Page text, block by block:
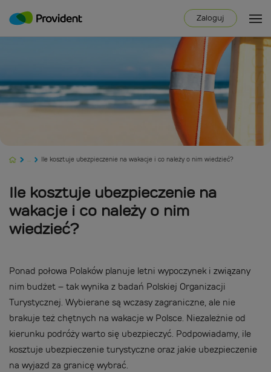
Zaloguj
... Ile kosztuje ubezpieczenie na wakacje i co należy o nim wiedzieć?
Ile kosztuje ubezpieczenie na
wakacje i co należy o nim
wiedzieć?
Ponad połowa Polaków planuje letni wypoczynek i związany
nim budżet – tak wynika z badań Polskiej Organizacji
Turystycznej. Wybierane są wczasy zagraniczne, ale nie
brakuje też chętnych na wakacje w Polsce. Niezależnie od
kierunku podróży warto się ubezpieczyć. Podpowiadamy, ile
kosztuje ubezpieczenie turystyczne oraz jakie ubezpieczenie
na wyjazd za granicę wybrać.